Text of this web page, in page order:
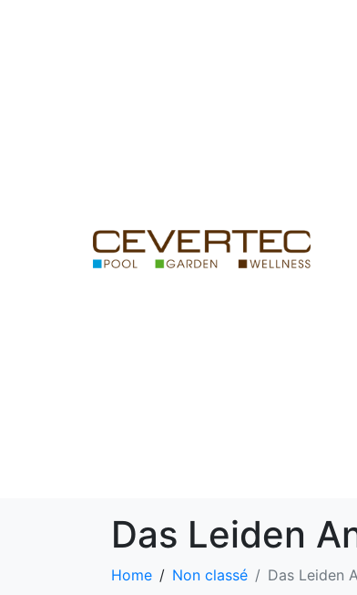
Das Leiden
Home Non classé Das Leiden